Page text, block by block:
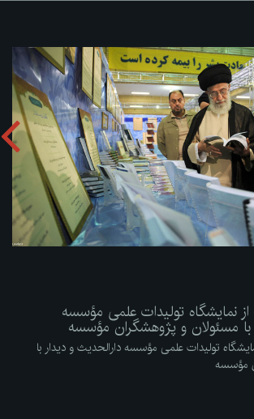
وجوهات
از نمایشگاه تولیدات علمی مؤسسه دارالحدیث
و پژوهشگران مؤسسه
دریافت آلبوم: zip
از نمایشگاه تولیدات علمی مؤسسه
با مسئولان و پژوهشگران مؤسسه
تولیدات علمی مؤسسه دارالحدیث و دیدار با
مؤسسه